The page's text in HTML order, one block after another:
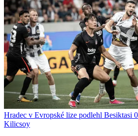
Hradec v Evropské lize podlehl Besiktasi
Kilicsoy